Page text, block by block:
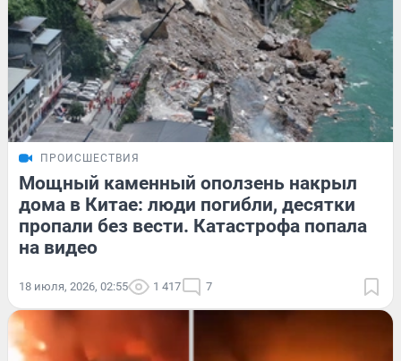
ПРОИСШЕСТВИЯ
Мощный каменный оползень накрыл
дома в Китае: люди погибли, десятки
пропали без вести. Катастрофа попала
на видео
18 июля, 2026, 02:55 1 417 7